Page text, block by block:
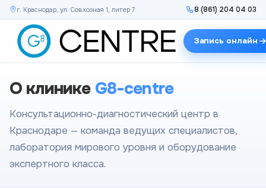
г. Краснодар, ул. Совхозная 1, литер 7 8 (861) 204 04 03
Запись онлайн
О клинике G8-centre
Консультационно-диагностический центр в
Краснодаре — команда ведущих специалистов,
лаборатория мирового уровня и оборудование
экспертного класса.